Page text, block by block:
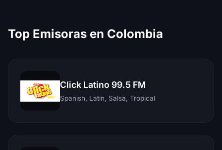
Top Emisoras en Colombia
Click Latino 99.5 FM
Spanish, Latin, Salsa, Tropical